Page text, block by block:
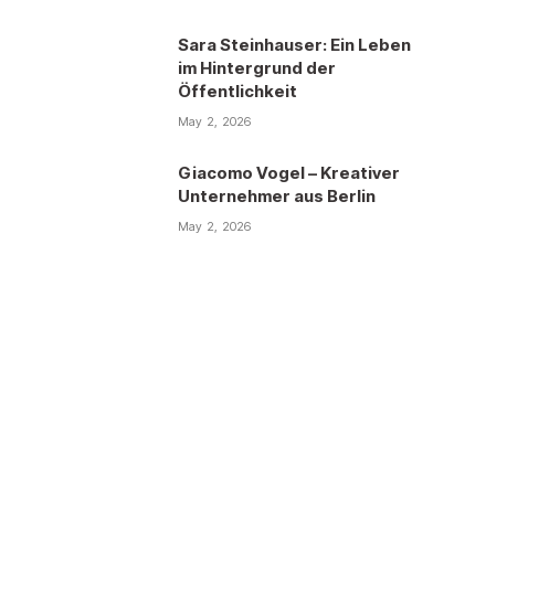
Sara Steinhauser: Ein Leben
im Hintergrund der
Öffentlichkeit
May 2, 2026
Giacomo Vogel – Kreativer
Unternehmer aus Berlin
May 2, 2026